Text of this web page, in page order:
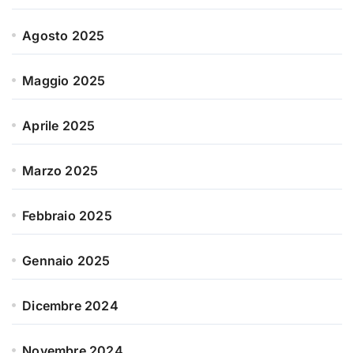
Agosto 2025
Maggio 2025
Aprile 2025
Marzo 2025
Febbraio 2025
Gennaio 2025
Dicembre 2024